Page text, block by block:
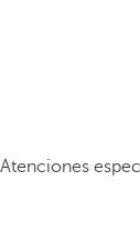
Atenciones